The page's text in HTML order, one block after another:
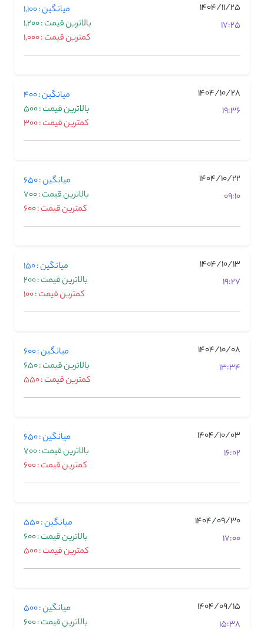
1404/11/25
17:25
میانگین : 1,100
بالاترین قیمت : 1,200
کمترین قیمت : 1,000
1404/10/28
19:36
میانگین : 400
بالاترین قیمت : 500
کمترین قیمت : 300
1404/10/22
09:10
میانگین : 650
بالاترین قیمت : 700
کمترین قیمت : 600
1404/10/13
19:27
میانگین : 150
بالاترین قیمت : 200
کمترین قیمت : 100
1404/10/08
13:34
میانگین : 600
بالاترین قیمت : 650
کمترین قیمت : 550
1404/10/03
16:02
میانگین : 650
بالاترین قیمت : 700
کمترین قیمت : 600
1404/09/30
17:00
میانگین : 550
بالاترین قیمت : 600
کمترین قیمت : 500
1404/09/15
15:38
میانگین : 500
بالاترین قیمت : 600